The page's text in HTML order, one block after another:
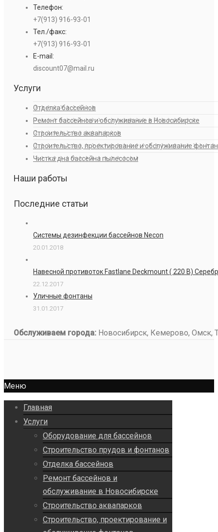
Телефон:
+7(913) 916-93-01
Тел./факс:
+7(913) 916-93-01
E-mail:
discount07@mail.ru
Услуги
Отделка бассейнов
Ремонт бассейнов и обслуживание в Новосибирске
Строительство аквапарков
Строительство, проектирование и обслуживание
Чистка дна бассейна пылесосом
Наши работы
Последние статьи
Системы дезинфекции бассейнов Necon
20.01.2018
Навесной противоток Fastlane Deckmount ( 220 В)
22.12.2017
Уличные фонтаны
31.01.2017
Обслуживаем города: Новосибирск, Кемерово, Омск,
Меню
Главная
Услуги
Оборудование для бассейнов
Строительство прудов и фонтанов
Отделка бассейнов
Ремонт бассейнов и
обслуживание в Новосибирске
Строительство аквапарков
Строительство, проектирование и